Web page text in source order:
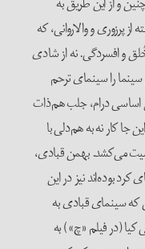
پرزوری و والاروانی، که
و افسردگی. نه از شادی
را سینمای ترحم
اساسی درام، جلب هم‌ذات
کار نه به هم‌دلی با
می‌کشد. بهمن قبادی،
بوده‌اند نیز در این
که سینمای قبادی به
کیا (در فیلم «چ») به